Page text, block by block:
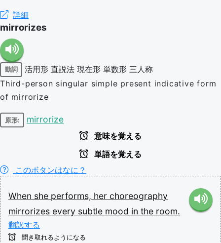
詳細
mirrorizes
動詞 活用形 直説法 現在形 単数形 三人称
Third-person singular simple present indicative form
of mirrorize
原形: mirrorize
意味を覚える
単語を覚える
このボタンはなに？
When she performs, her choreography
mirrorizes every subtle mood in the room.
翻訳する
聞き取れるようになる